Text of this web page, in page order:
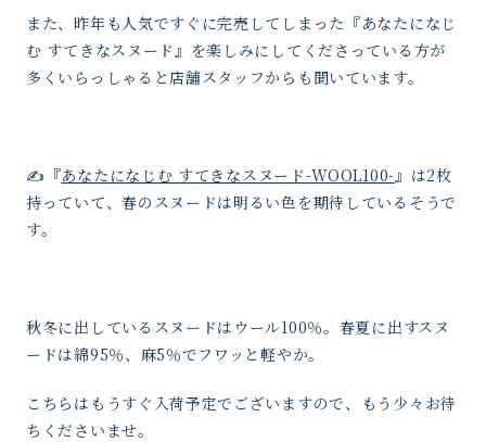
また、昨年も人気ですぐに完売してしまった『あなたになじ
む すてきなスヌード』を楽しみにしてくださっている方が
多くいらっしゃると店舗スタッフからも聞いています。
✍️『あなたになじむ すてきなスヌード-WOOL100-』は2枚
持っていて、春のスヌードは明るい色を期待しているそうで
す。
秋冬に出しているスヌードはウール100％。春夏に出すスヌ
ードは綿95％、麻5％でフワッと軽やか。
こちらはもうすぐ入荷予定でございますので、もう少々お待
ちくださいませ。